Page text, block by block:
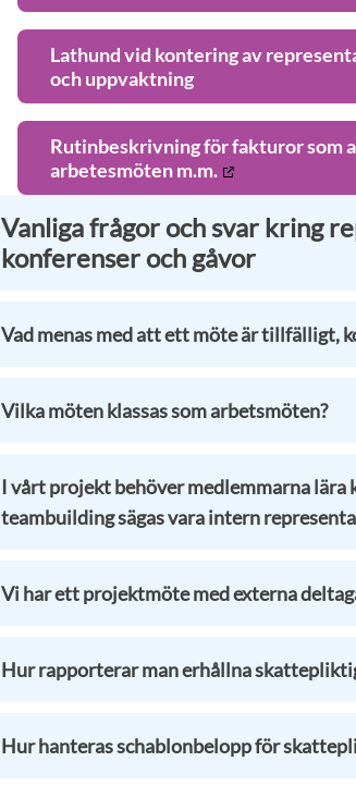
Lathund vid kontering av
och uppvaktning
Rutinbeskrivning för fakturor som
arbetesmöten m.m.
Vanliga frågor och svar kring
konferenser och gåvor
Vad menas med att ett möte är tillfälligt,
Vilka möten klassas som arbetsmöten?
I vårt projekt behöver medlemmarna
teambuilding sägas vara intern
Vi har ett projektmöte med externa
Hur rapporterar man erhållna
Hur hanteras schablonbelopp för